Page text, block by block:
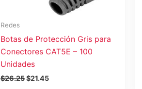
Redes
Botas de Protección Gris para
Conectores CAT5E – 100
Unidades
$26.25$21.45